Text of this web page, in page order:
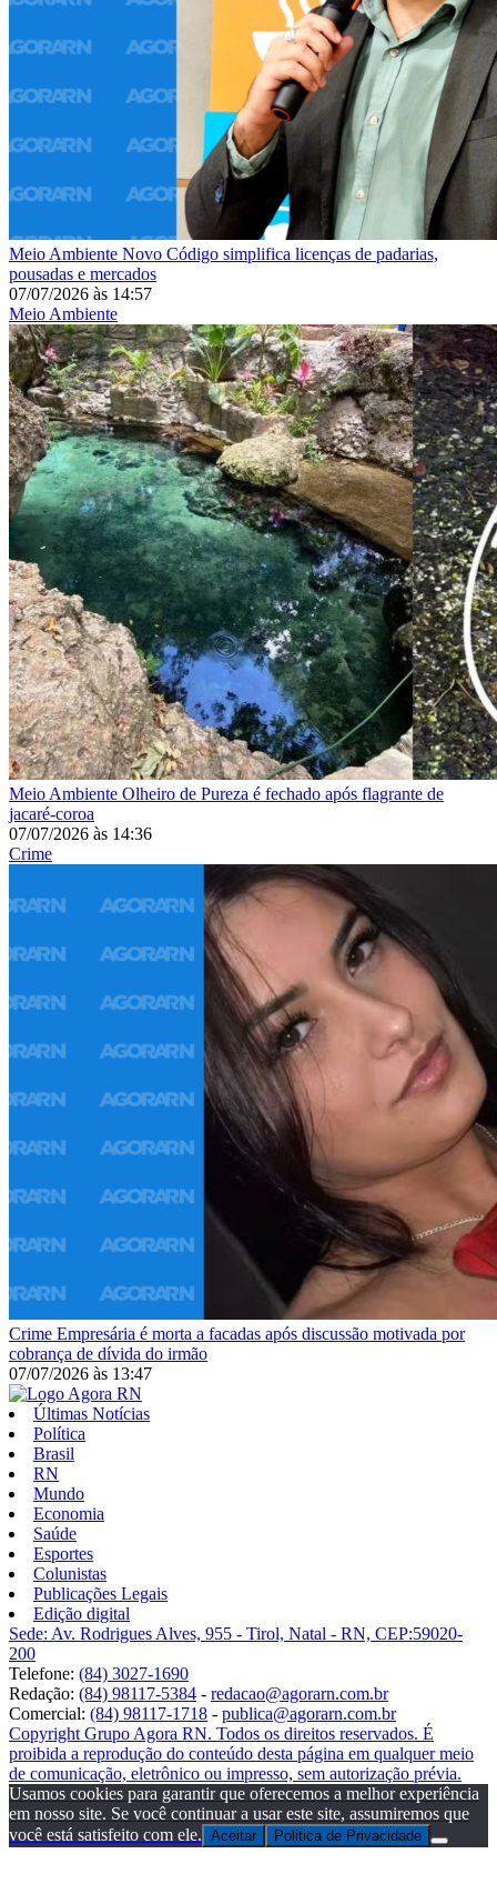
Meio Ambiente Novo Código simplifica licenças de padarias,
pousadas e mercados
07/07/2026 às 14:57
Meio Ambiente
Meio Ambiente Olheiro de Pureza é fechado após flagrante de
jacaré-coroa
07/07/2026 às 14:36
Crime
Crime Empresária é morta a facadas após discussão motivada por
cobrança de dívida do irmão
07/07/2026 às 13:47
Últimas Notícias
Política
Brasil
RN
Mundo
Economia
Saúde
Esportes
Colunistas
Publicações Legais
Edição digital
Sede: Av. Rodrigues Alves, 955 - Tirol, Natal - RN, CEP:59020-
200
Telefone: (84) 3027-1690
Redação: (84) 98117-5384 - redacao@agorarn.com.br
Comercial: (84) 98117-1718 - publica@agorarn.com.br
Copyright Grupo Agora RN. Todos os direitos reservados. É
proibida a reprodução do conteúdo desta página em qualquer meio
de comunicação, eletrônico ou impresso, sem autorização prévia.
Usamos cookies para garantir que oferecemos a melhor experiência
em nosso site. Se você continuar a usar este site, assumiremos que
você está satisfeito com ele. Aceitar Politica de Privacidade